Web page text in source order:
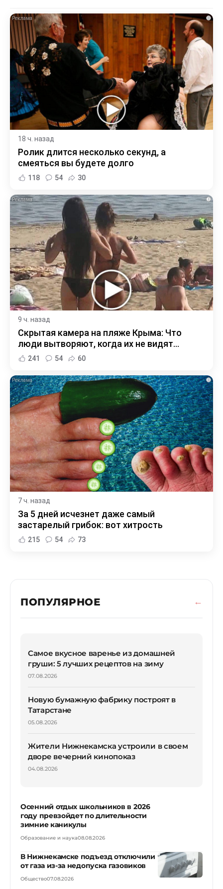
i
18 ч. назад
Ролик длится несколько секунд, а
смеяться вы будете долго
118 54 30
i
9 ч. назад
Скрытая камера на пляже Крыма: Что
люди вытворяют, когда их не видят...
241 54 60
i
7 ч. назад
За 5 дней исчезнет даже самый
застарелый грибок: вот хитрость
215 54 73
ПОПУЛЯРНОЕ
Самое вкусное варенье из домашней
груши: 5 лучших рецептов на зиму
07.08.2026
Новую бумажную фабрику построят в
Татарстане
05.08.2026
Жители Нижнекамска устроили в своем
дворе вечерний кинопоказ
04.08.2026
Осенний отдых школьников в 2026
году превзойдет по длительности
зимние каникулы
Образование и наука08.08.2026
В Нижнекамске подъезд отключили
от газа из-за недопуска газовиков
Общество07.08.2026